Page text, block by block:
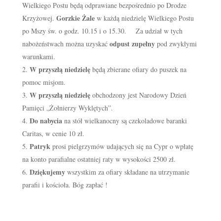
Wielkiego Postu będą odprawiane bezpośrednio po Drodze
Krzyżowej. Gorzkie Żalew każdą niedzielę Wielkiego Postu
po Mszy św. o godz. 10.15 i o 15.30. Za udział w tych
nabożeństwach można uzyskać odpust zupełny pod zwykłymi
warunkami.
W przyszłą niedzielę będą zbierane ofiary do puszek na
pomoc misjom.
W przyszłą niedzielę obchodzony jest Narodowy Dzień
Pamięci „Żołnierzy Wyklętych”.
Do nabycia na stół wielkanocny są czekoladowe baranki
Caritas, w cenie 10 zł.
Patryk prosi pielgrzymów udających się na Cypr o wpłatę
na konto parafialne ostatniej raty w wysokości 2500 zł.
Dziękujemy wszystkim za ofiary składane na utrzymanie
parafii i kościoła. Bóg zapłać !